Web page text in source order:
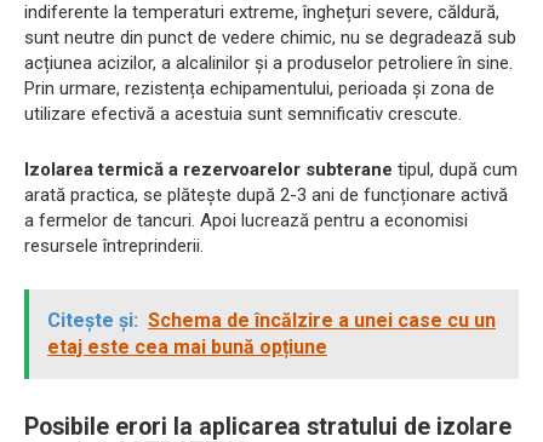
indiferente la temperaturi extreme, înghețuri severe, căldură,
sunt neutre din punct de vedere chimic, nu se degradează sub
acțiunea acizilor, a alcalinilor și a produselor petroliere în sine.
Prin urmare, rezistența echipamentului, perioada și zona de
utilizare efectivă a acestuia sunt semnificativ crescute.
Izolarea termică a rezervoarelor subterane tipul, după cum
arată practica, se plătește după 2-3 ani de funcționare activă
a fermelor de tancuri. Apoi lucrează pentru a economisi
resursele întreprinderii.
Citește și: Schema de încălzire a unei case cu un
etaj este cea mai bună opțiune
Posibile erori la aplicarea stratului de izolare